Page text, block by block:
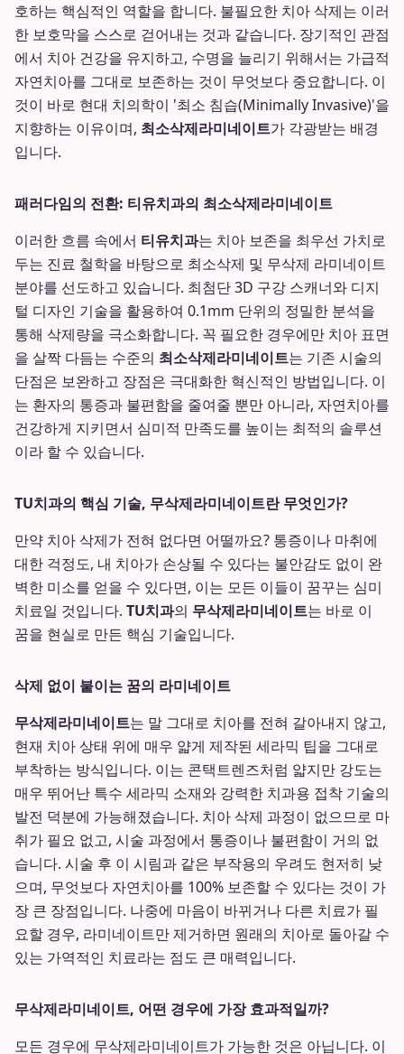
호하는 핵심적인 역할을 합니다. 불필요한 치아 삭제는 이러
한 보호막을 스스로 걷어내는 것과 같습니다. 장기적인 관점
에서 치아 건강을 유지하고, 수명을 늘리기 위해서는 가급적
자연치아를 그대로 보존하는 것이 무엇보다 중요합니다. 이
것이 바로 현대 치의학이 '최소 침습(Minimally Invasive)'을
지향하는 이유이며, 최소삭제라미네이트가 각광받는 배경
입니다.
패러다임의 전환: 티유치과의 최소삭제라미네이트
이러한 흐름 속에서 티유치과는 치아 보존을 최우선 가치로
두는 진료 철학을 바탕으로 최소삭제 및 무삭제 라미네이트
분야를 선도하고 있습니다. 최첨단 3D 구강 스캐너와 디지
털 디자인 기술을 활용하여 0.1mm 단위의 정밀한 분석을
통해 삭제량을 극소화합니다. 꼭 필요한 경우에만 치아 표면
을 살짝 다듬는 수준의 최소삭제라미네이트는 기존 시술의
단점은 보완하고 장점은 극대화한 혁신적인 방법입니다. 이
는 환자의 통증과 불편함을 줄여줄 뿐만 아니라, 자연치아를
건강하게 지키면서 심미적 만족도를 높이는 최적의 솔루션
이라 할 수 있습니다.
TU치과의 핵심 기술, 무삭제라미네이트란 무엇인가?
만약 치아 삭제가 전혀 없다면 어떨까요? 통증이나 마취에
대한 걱정도, 내 치아가 손상될 수 있다는 불안감도 없이 완
벽한 미소를 얻을 수 있다면, 이는 모든 이들이 꿈꾸는 심미
치료일 것입니다. TU치과의 무삭제라미네이트는 바로 이
꿈을 현실로 만든 핵심 기술입니다.
삭제 없이 붙이는 꿈의 라미네이트
무삭제라미네이트는 말 그대로 치아를 전혀 갈아내지 않고,
현재 치아 상태 위에 매우 얇게 제작된 세라믹 팁을 그대로
부착하는 방식입니다. 이는 콘택트렌즈처럼 얇지만 강도는
매우 뛰어난 특수 세라믹 소재와 강력한 치과용 접착 기술의
발전 덕분에 가능해졌습니다. 치아 삭제 과정이 없으므로 마
취가 필요 없고, 시술 과정에서 통증이나 불편함이 거의 없
습니다. 시술 후 이 시림과 같은 부작용의 우려도 현저히 낮
으며, 무엇보다 자연치아를 100% 보존할 수 있다는 것이 가
장 큰 장점입니다. 나중에 마음이 바뀌거나 다른 치료가 필
요할 경우, 라미네이트만 제거하면 원래의 치아로 돌아갈 수
있는 가역적인 치료라는 점도 큰 매력입니다.
무삭제라미네이트, 어떤 경우에 가장 효과적일까?
모든 경우에 무삭제라미네이트가 가능한 것은 아닙니다. 이